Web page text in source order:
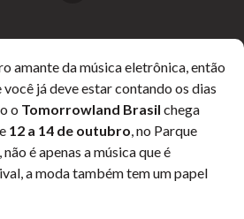
amante da música eletrônica, então
já deve estar contando os dias
o Tomorrowland Brasil chega
12 a 14 de outubro, no Parque
é apenas a música que é
a moda também tem um papel